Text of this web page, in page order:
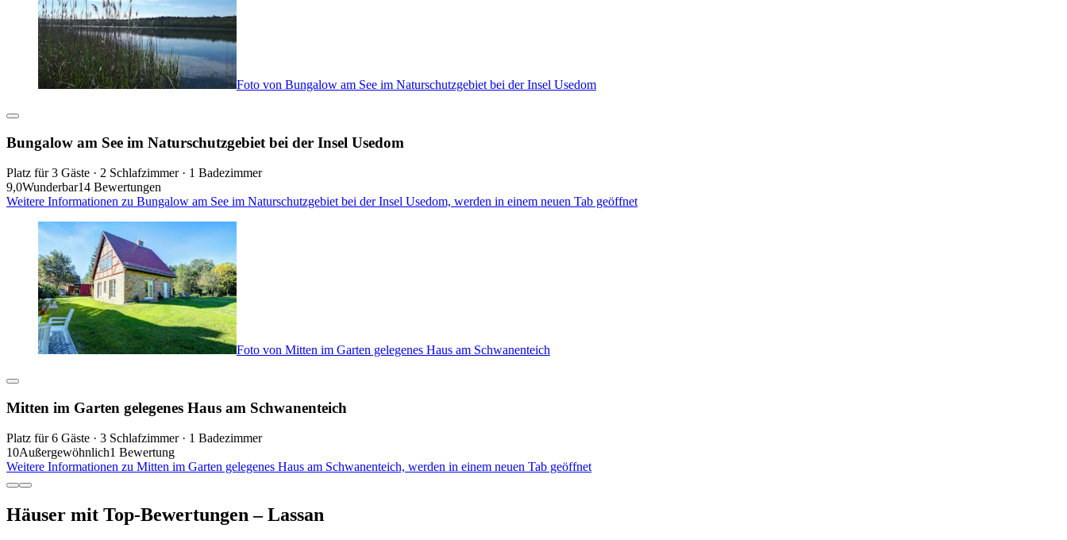
Foto von Bungalow am See im Naturschutzgebiet bei der Insel Usedom
Bungalow am See im Naturschutzgebiet bei der Insel Usedom
Platz für 3 Gäste · 2 Schlafzimmer · 1 Badezimmer
9,0Wunderbar14 Bewertungen
Weitere Informationen zu Bungalow am See im Naturschutzgebiet bei der Insel Usedom, werden in einem neuen Tab geöffnet
Foto von Mitten im Garten gelegenes Haus am Schwanenteich
Mitten im Garten gelegenes Haus am Schwanenteich
Platz für 6 Gäste · 3 Schlafzimmer · 1 Badezimmer
10Außergewöhnlich1 Bewertung
Weitere Informationen zu Mitten im Garten gelegenes Haus am Schwanenteich, werden in einem neuen Tab geöffnet
Häuser mit Top-Bewertungen – Lassan